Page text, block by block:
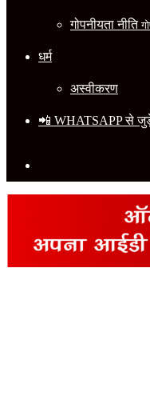
गोपनीयता नीति
धर्म
अस्वीकरण
📲 WHATSAPP से
for